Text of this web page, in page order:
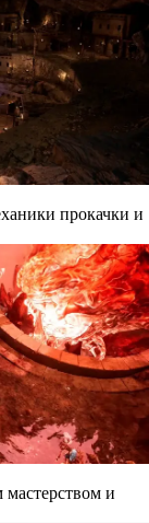
прокачки и
и